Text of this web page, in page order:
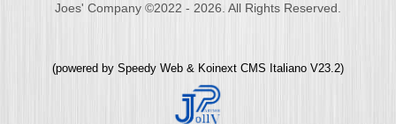
Joes' Company ©2022 - 2026. All Rights Reserved.
(powered by Speedy Web & Koinext CMS Italiano V23.2)